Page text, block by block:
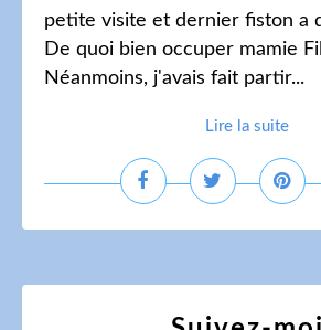
petite visite et dernier fiston a
De quoi bien occuper mamie
Néanmoins, j'avais fait partir...
Lire la suite